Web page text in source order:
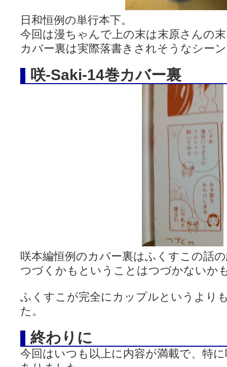
日和恒例の単行本下。
今回は漫ちゃんで上の末は末原さんの
カバー裏は実際落書きされそうなシー
咲-Saki-14巻カバー裏
咲本編恒例のカバー裏はふくすこの話
つづくかもということはつづかないか
ふくすこが完全にカップルというより
た。
終わりに
今回はいつも以上に内容が満載で、特